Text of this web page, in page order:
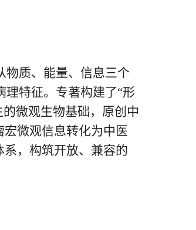
物质、能量、信息三个
特征。专著构建了“形
微观生物基础，原创中
微观信息转化为中医
，构筑开放、兼容的